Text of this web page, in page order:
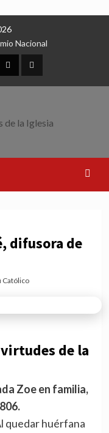
Nacional
X TikTok
difusora de
Católico
de la
Zoe en familia,
quedar huérfana